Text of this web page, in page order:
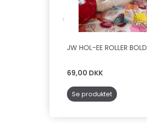
JW HOL-EE ROLLER BOLD
69,00 DKK
Se produktet